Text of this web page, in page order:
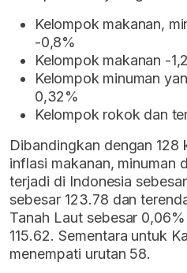
Kelompok makanan,
-0,8%
Kelompok makanan -
Kelompok minuman
0,32%
Kelompok rokok dan
Dibandingkan dengan
inflasi makanan, minuman
terjadi di Indonesia
sebesar 123.78 dan
Tanah Laut sebesar
115.62. Sementara untuk
menempati urutan 58.